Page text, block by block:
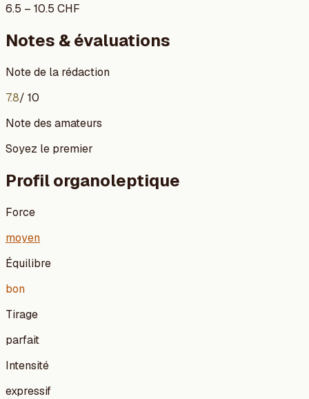
6.5 – 10.5 CHF
Notes & évaluations
Note de la rédaction
7.8/ 10
Note des amateurs
Soyez le premier
Profil organoleptique
Force
moyen
Équilibre
bon
Tirage
parfait
Intensité
expressif